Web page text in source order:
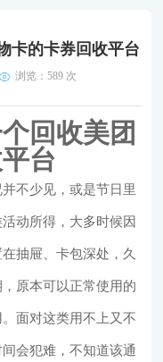
卡的卡券回收平台
浏览： 589 次
回收美团
台
不少见，或是节日里
动所得，大多时候因
抽屉、卡包深处，久
原本可以正常使用的
面对这类用不上又不
会犯难，不知道该通